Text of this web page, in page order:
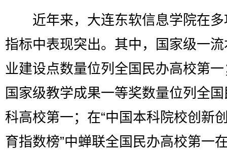
近年来，大连东软信息学院在多
指标中表现突出。其中，国家级一
业建设点数量位列全国民办高校第
国家级教学成果一等奖数量位列全
科高校第一；在“中国本科院校创新
育指数榜”中蝉联全国民办高校第一